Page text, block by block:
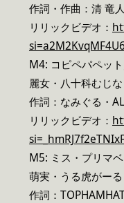
作詞・作曲：清 竜
リリックビデオ：
M4: コピペパペッ
麗女・八十科むじな
作詞：なみぐる・
リリックビデオ：
M5: ミス・プリマ
萌実・うる虎がーる
作詞：